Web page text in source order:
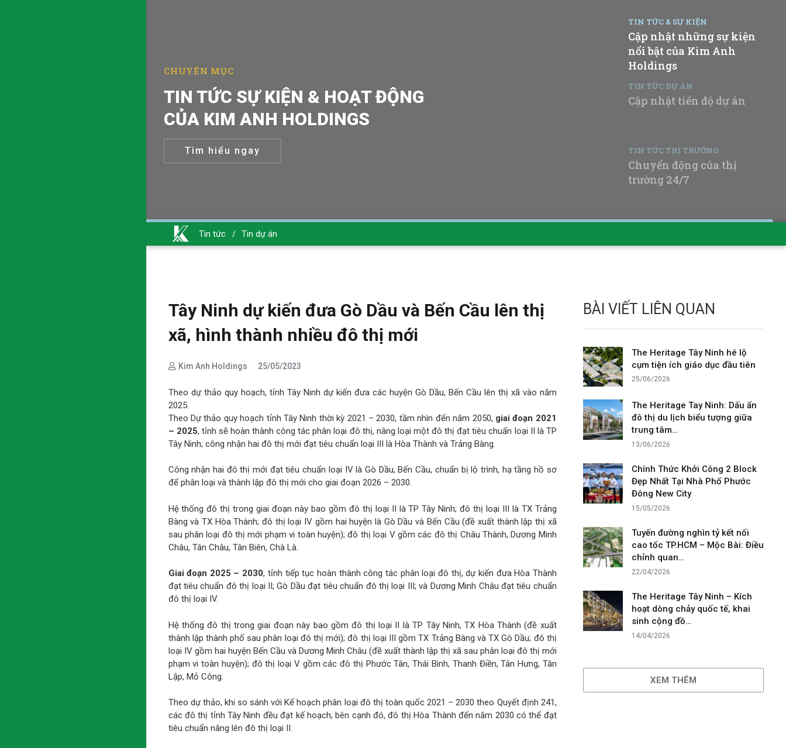
TIN TỨC & SỰ KIỆN
Cập nhật những sự kiện
nổi bật của Kim Anh
Holdings
TIN TỨC DỰ ÁN
Cập nhật tiến độ dự án
TIN TỨC THỊ TRƯỜNG
Chuyển động của thị
trường 24/7
CỦA KIM ANH HOLDINGS
Tìm hiểu ngay
Tin tức / Tin dự án
Tây Ninh dự kiến đưa Gò Dầu và Bến Cầu lên thị
xã, hình thành nhiều đô thị mới
Kim Anh Holdings 25/05/2023
Theo dự thảo quy hoạch, tỉnh Tây Ninh dự kiến đưa các huyện Gò Dầu, Bến Cầu lên thị xã vào năm
2025.
Theo Dự thảo quy hoạch tỉnh Tây Ninh thời kỳ 2021 – 2030, tầm nhìn đến năm 2050, giai đoạn 2021
– 2025, tỉnh sẽ hoàn thành công tác phân loại đô thị, nâng loại một đô thị đạt tiêu chuẩn loại II là TP
Tây Ninh; công nhận hai đô thị mới đạt tiêu chuẩn loại III là Hòa Thành và Trảng Bàng.
Công nhận hai đô thị mới đạt tiêu chuẩn loại IV là Gò Dầu, Bến Cầu, chuẩn bị lộ trình, hạ tầng hồ sơ
để phân loại và thành lập đô thị mới cho giai đoạn 2026 – 2030.
Hệ thống đô thị trong giai đoạn này bao gồm đô thị loại II là TP Tây Ninh; đô thị loại III là TX Trảng
Bàng và TX Hòa Thành; đô thị loại IV gồm hai huyện là Gò Dầu và Bến Cầu (đề xuất thành lập thị xã
sau phân loại đô thị mới phạm vi toàn huyện); đô thị loại V gồm các đô thị Châu Thành, Dương Minh
Châu, Tân Châu, Tân Biên, Chà Là.
Giai đoạn 2025 – 2030, tỉnh tiếp tục hoàn thành công tác phân loại đô thị, dự kiến đưa Hòa Thành
đạt tiêu chuẩn đô thị loại II; Gò Dầu đạt tiêu chuẩn đô thị loại III; và Dương Minh Châu đạt tiêu chuẩn
đô thị loại IV.
Hệ thống đô thị trong giai đoạn này bao gồm đô thị loại II là TP Tây Ninh, TX Hòa Thành (đề xuất
thành lập thành phố sau phân loại đô thị mới); đô thị loại III gồm TX Trảng Bàng và TX Gò Dầu; đô thị
loại IV gồm hai huyện Bến Cầu và Dương Minh Châu (đề xuất thành lập thị xã sau phân loại đô thị mới
phạm vi toàn huyện); đô thị loại V gồm các đô thị Phước Tân, Thái Bình, Thanh Điền, Tân Hưng, Tân
Lập, Mỏ Công.
Theo dự thảo, khi so sánh với Kế hoạch phân loại đô thị toàn quốc 2021 – 2030 theo Quyết định 241,
các đô thị tỉnh Tây Ninh đều đạt kế hoạch; bên cạnh đó, đô thị Hòa Thành đến năm 2030 có thể đạt
tiêu chuẩn nâng lên đô thị loại II.
BÀI VIẾT LIÊN QUAN
The Heritage Tây Ninh hé lộ
cụm tiện ích giáo dục đầu tiên
25/06/2026
The Heritage Tay Ninh: Dấu ấn
đô thị du lịch biểu tượng giữa
trung tâm…
13/06/2026
Chính Thức Khởi Công 2 Block
Đẹp Nhất Tại Nhà Phố Phước
Đông New City
15/05/2026
Tuyến đường nghìn tỷ kết nối
cao tốc TP.HCM – Mộc Bài: Điều
chỉnh quan…
22/04/2026
The Heritage Tây Ninh – Kích
hoạt dòng chảy quốc tế, khai
sinh cộng đồ…
14/04/2026
XEM THÊM